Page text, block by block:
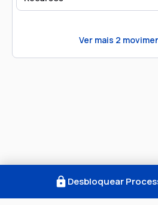
Ver mais 2
Desbloquear